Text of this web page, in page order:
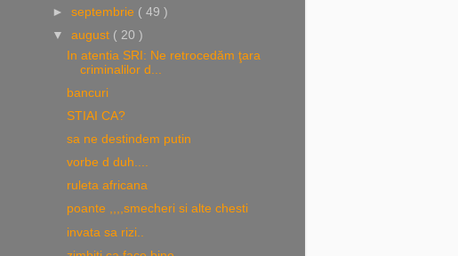
► septembrie ( 49 )
▼ august ( 20 )
In atentia SRI: Ne retrocedăm ţara
criminalilor d...
bancuri
STIAI CA?
sa ne destindem putin
vorbe d duh....
ruleta africana
poante ,,,,smecheri si alte chesti
invata sa rizi..